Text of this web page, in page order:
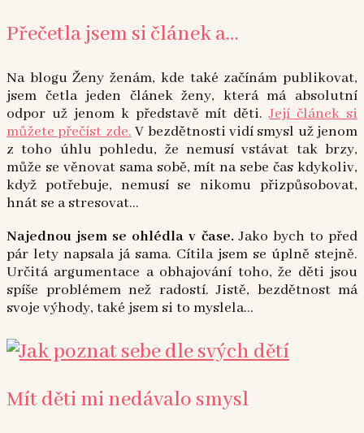
Přečetla jsem si článek a…
Na blogu Ženy ženám, kde také začínám publikovat,
jsem četla jeden článek ženy, která má absolutní
odpor už jenom k představě mít děti.Její článek si
můžete přečíst zde. V bezdětnosti vidí smysl už jenom
z toho úhlu pohledu, že nemusí vstávat tak brzy,
může se věnovat sama sobě, mít na sebe čas kdykoliv,
když potřebuje, nemusí se nikomu přizpůsobovat,
hnát se a stresovat…
Najednou jsem se ohlédla v čase.Jako bych to před
pár lety napsala já sama. Cítila jsem se úplně stejně.
Určitá argumentace a obhajování toho, že děti jsou
spíše problémem než radostí. Jistě, bezdětnost má
svoje výhody, také jsem si to myslela…
Mít děti mi nedávalo smysl